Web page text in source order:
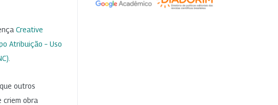
Creative
Atribuição – Uso
outros
criem obra